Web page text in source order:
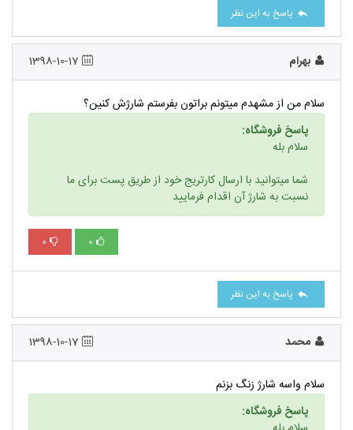
پاسخ به این نظر
بهرام
سلام من از مشهدم میتونم براتون بفرستم شارژش کنین؟
پاسخ فروشگاه:
سلام بله
شما میتوانید با ارسال کارتریج خود از طریق پست برای ما
نسبت به شارژ آن اقدام فرمایید
0
0
پاسخ به این نظر
محمد
سلام واسه شارژ زنگ بزنم
پاسخ فروشگاه: